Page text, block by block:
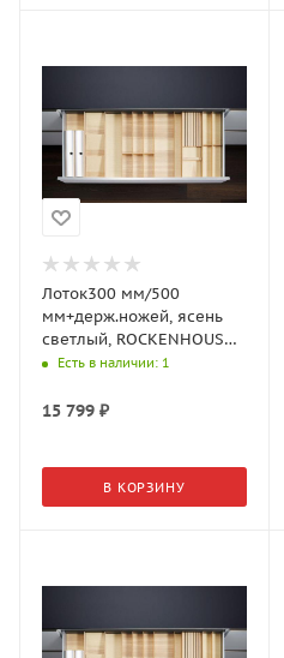
Лоток300 мм/500
мм+держ.ножей, ясень
светлый, ROCKENHOUSEN
(2373760378)
Есть в наличии: 1
15 799 ₽
В КОРЗИНУ